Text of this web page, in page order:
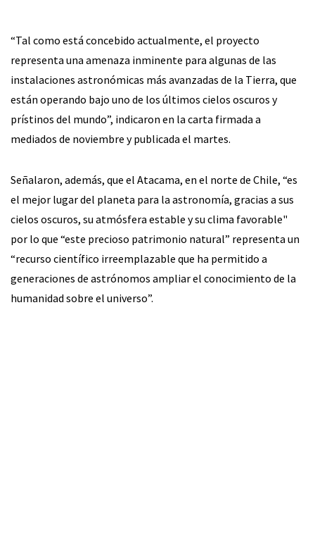
“Tal como está concebido actualmente, el proyecto
representa una amenaza inminente para algunas de las
instalaciones astronómicas más avanzadas de la Tierra, que
están operando bajo uno de los últimos cielos oscuros y
prístinos del mundo”, indicaron en la carta firmada a
mediados de noviembre y publicada el martes.
Señalaron, además, que el Atacama, en el norte de Chile, “es
el mejor lugar del planeta para la astronomía, gracias a sus
cielos oscuros, su atmósfera estable y su clima favorable"
por lo que “este precioso patrimonio natural” representa un
“recurso científico irreemplazable que ha permitido a
generaciones de astrónomos ampliar el conocimiento de la
humanidad sobre el universo”.